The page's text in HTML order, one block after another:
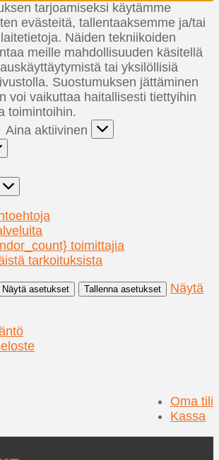
tarjoamiseksi käytämme
evästeitä, tallentaaksemme ja/tai
Näiden tekniikoiden
meille mahdollisuuden käsitellä
tai yksilöllisiä
Suostumuksen jättäminen
voi vaikuttaa haitallisesti tiettyihin
toimintoihin.
Toiminnalliset
Aina aktiivinen
toimittajia
tarkoituksista
Näytä asetukset Tallenna asetukset
Näytä
Oma tili
Kassa